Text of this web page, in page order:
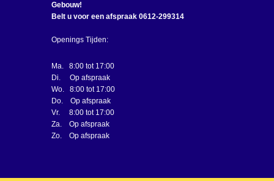
Gebouw!
Belt u voor een afspraak 0612-299314
Openings Tijden:
Ma. 8:00 tot 17:00
Di. Op afspraak
Wo. 8:00 tot 17:00
Do. Op afspraak
Vr. 8:00 tot 17:00
Za. Op afspraak
Zo. Op afspraak